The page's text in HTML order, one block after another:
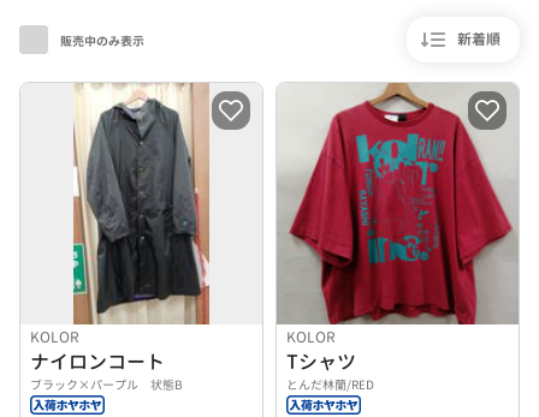
新着順
販売中のみ表示
KOLOR
ナイロンコート
ブラック×パープル 状態B
KOLOR
Tシャツ
とんだ林蘭/RED